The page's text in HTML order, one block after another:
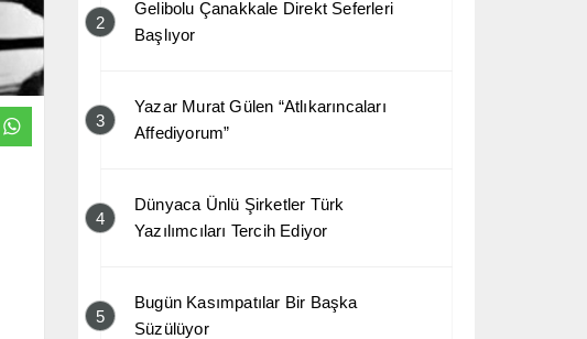
2
Gelibolu Çanakkale Direkt Seferleri
Başlıyor
3
Yazar Murat Gülen “Atlıkarıncaları
Affediyorum”
4
Dünyaca Ünlü Şirketler Türk
Yazılımcıları Tercih Ediyor
5
Bugün Kasımpatılar Bir Başka
Süzülüyor